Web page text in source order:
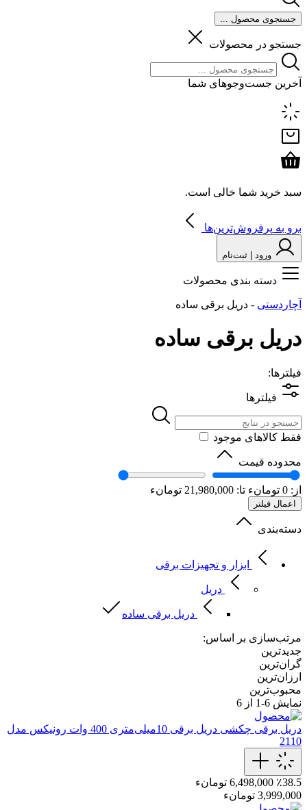
جستجوی محصول ...
جستجو در محصولات
آخرین جست‌وجوهای شما
سبد خرید شما خالی است.
برو به پرفروش‌ترین‌ها
ورود | ثبت‌نام
دسته بندی محصولات
آچاردستی - دریل برقی ساده
دریل برقی ساده
فیلترها:
فیلترها
فقط کالاهای موجود
محدوده قیمت
از: 0 تومانء تا: 21,980,000 تومانء
اعمال فیلتر
دسته‌بندی
ابزار و تجهیزات برقی
دریل
دریل برقی ساده
مرتب‌سازی بر اساس:
جدیدترین
گران‌ترین
ارزان‌ترین
محبوب‌ترین
نمایش 6-1 از 6
دریل برقی چکشی
دریل برقی 10میلی‌متری 400 وات رونیکس مدل
2110
٪38.5 6,498,000 تومانء
3,999,000 تومانء